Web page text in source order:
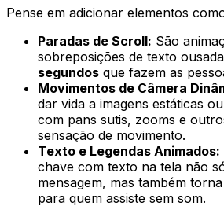
Pense em adicionar elementos
Paradas de Scroll: São
sobreposições de texto
segundos que fazem as
Movimentos de Câmera
dar vida a imagens estáticas
com pans sutis, zooms e
sensação de movimento.
Texto e Legendas Animados:
chave com texto na tela não
mensagem, mas também
para quem assiste sem som.